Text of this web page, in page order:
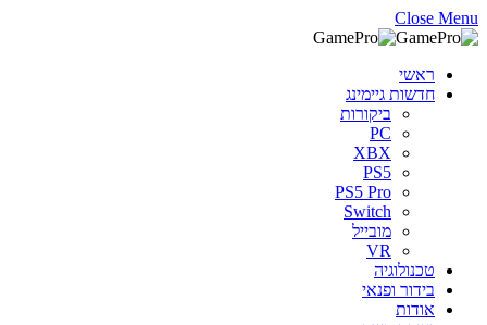
Close Menu
ראשי
חדשות גיימינג
ביקורות
PC
XBX
PS5
PS5 Pro
Switch
מובייל
VR
טכנולוגיה
בידור ופנאי
אודות